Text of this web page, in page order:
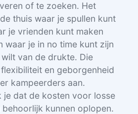
of te zoeken. Het
thuis waar je spullen kunt
je vrienden kunt maken
waar je in no time kunt zijn
van de drukte. Die
en geborgenheid
kampeerders aan.
je dat de kosten voor losse
kunnen oplopen.